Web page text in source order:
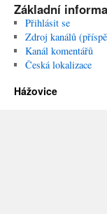
Základní
Přihlásit se
Zdroj kanálů
Kanál komentářů
Česká lokalizace
Hážovice